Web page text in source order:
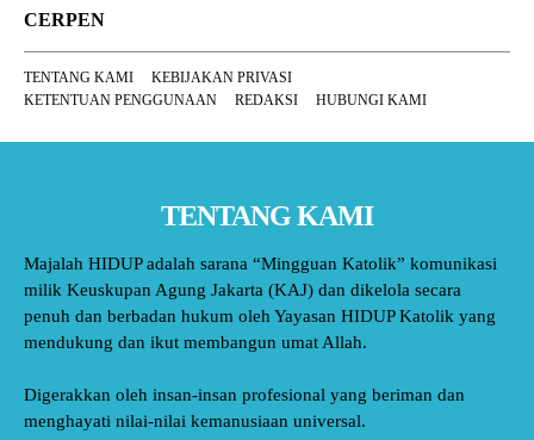
CERPEN
TENTANG KAMI
KEBIJAKAN PRIVASI
KETENTUAN PENGGUNAAN
REDAKSI HUBUNGI KAMI
TENTANG KAMI
Majalah HIDUP adalah sarana “Mingguan Katolik” komunikasi
milik Keuskupan Agung Jakarta (KAJ) dan dikelola secara
penuh dan berbadan hukum oleh Yayasan HIDUP Katolik yang
mendukung dan ikut membangun umat Allah.
Digerakkan oleh insan-insan profesional yang beriman dan
menghayati nilai-nilai kemanusiaan universal.